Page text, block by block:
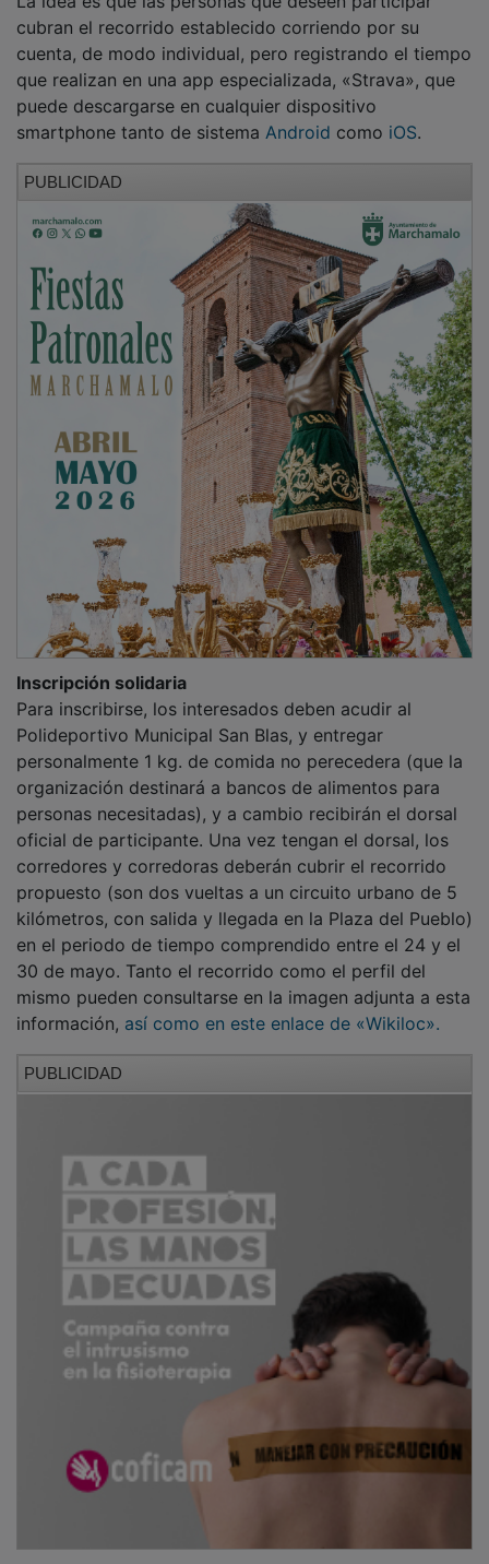
cubran el recorrido establecido corriendo por su
cuenta, de modo individual, pero registrando el tiempo
que realizan en una app especializada, «Strava», que
puede descargarse en cualquier dispositivo
smartphone tanto de sistemaAndroidcomo
Para inscribirse, los interesados deben acudir al
Polideportivo Municipal San Blas, y entregar
personalmente 1 kg. de comida no perecedera (que la
organización destinará a bancos de alimentos para
personas necesitadas), y a cambio recibirán el dorsal
oficial de participante. Una vez tengan el dorsal, los
corredores y corredoras deberán cubrir el recorrido
propuesto (son dos vueltas a un circuito urbano de 5
kilómetros, con salida y llegada en la Plaza del Pueblo)
en el periodo de tiempo comprendido entre el 24 y el
30 de mayo. Tanto el recorrido como el perfil del
mismo pueden consultarse en la imagen adjunta a esta
información,así como en este enlace de «Wikiloc».